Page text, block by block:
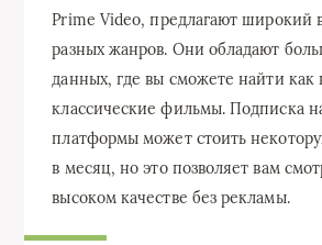
Prime Video, предлагают широкий
разных жанров. Они обладают
данных, где вы сможете найти как
классические фильмы. Подписка
платформы может стоить
в месяц, но это позволяет вам
высоком качестве без рекламы.